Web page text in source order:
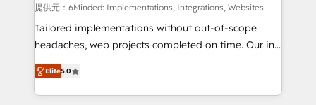
Integrations: Connect HubSpot with your tech stack
for better adoption. 🔹 Custom Solutions: Build
tailored apps, workflows, and configurations. We are
our commitment to data security and compliance. At
OneMetric, we help revenue teams focus on the
提供元：6Minded: Implementations, Integrations, Websites
Tailored implementations without out-of-scope
headaches, web projects completed on time. Our in-
house team of certified CRM architects, experts,
developers, designers, and marketers handles all
aspects of your HubSpot. ✨ 400+ global clients ✨
Elite5.0